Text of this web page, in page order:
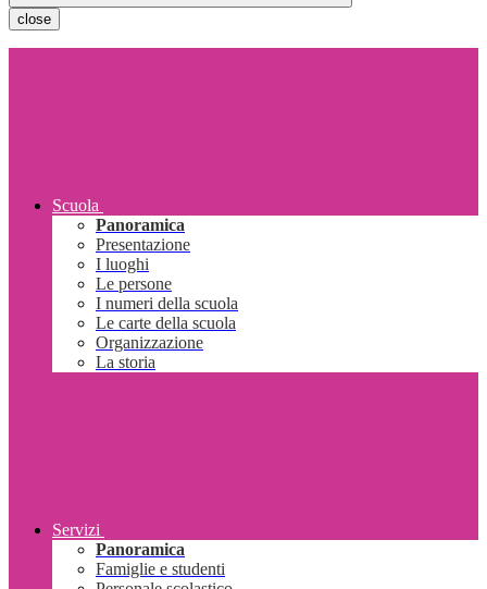
close
Scuola
Panoramica
Presentazione
I luoghi
Le persone
I numeri della scuola
Le carte della scuola
Organizzazione
La storia
Servizi
Panoramica
Famiglie e studenti